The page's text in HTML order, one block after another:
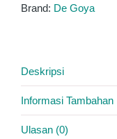
Pencil
Brand: De Goya
Deskripsi
Informasi Tambahan
Ulasan (0)